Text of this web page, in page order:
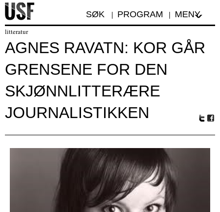
SØK PROGRAM MENY
litteratur
AGNES RAVATN: KOR GÅR
GRENSENE FOR DEN
SKJØNNLITTERÆRE
JOURNALISTIKKEN
r
oo